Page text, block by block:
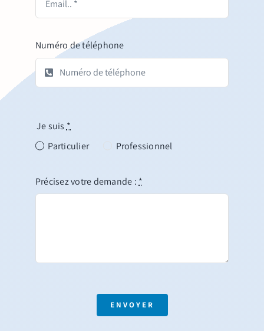
Numéro de téléphone
Je suis *
Particulier
Professionnel
Précisez votre demande : *
ENVOYER